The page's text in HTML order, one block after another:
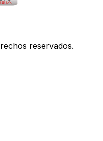
reservados.